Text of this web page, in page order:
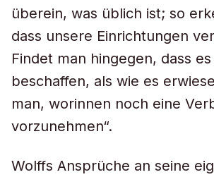
überein, was üblich ist; so
dass unsere Einrichtungen
Findet man hingegen, dass
beschaffen, als wie es
man, worinnen noch eine
vorzunehmen“.
Wolffs Ansprüche an seine